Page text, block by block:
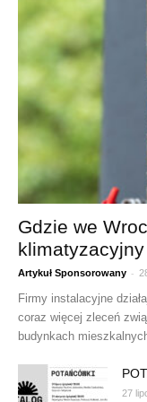
Gdzie we
Artykuł Sponsorowany -
Firmy instalacyjne
coraz więcej zleceń
budynkach
27